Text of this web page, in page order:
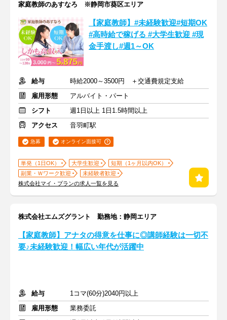
家庭教師のあすなろ ※静岡市葵区エリア
【家庭教師】#未経験歓迎#短期OK
#高時給で稼げる #大学生歓迎 #現
金手渡し#週1～OK
給与
時給2000～3500円 ＋交通費規定支給
雇用形態
アルバイト・パート
シフト
週1日以上 1日1.5時間以上
アクセス
音羽町駅
急募 オンライン面接可
単発（1日OK） 大学生歓迎
短期（1ヶ月以内OK）
副業・Ｗワーク歓迎
未経験者歓迎
株式会社マイ・プランの求人一覧を見る
株式会社エムズグラント 勤務地：静岡エリア
【家庭教師】アナタの得意を仕事に◎講師経験は一切不
要♪未経験歓迎！幅広い年代が活躍中
給与
1コマ(60分)2040円以上
雇用形態
業務委託